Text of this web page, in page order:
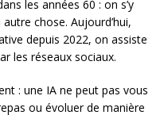
les années 60 : on s’y
chose. Aujourd’hui,
depuis 2022, on assiste
les réseaux sociaux.
: une IA ne peut pas vous
ou évoluer de manière